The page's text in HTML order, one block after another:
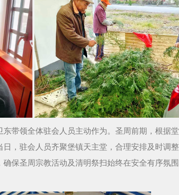
带领全体驻会人员主动作为。圣周前期，根据
，驻会人员齐聚堡镇天主堂，合理安排及时调
保圣周宗教活动及清明祭扫始终在安全有序氛